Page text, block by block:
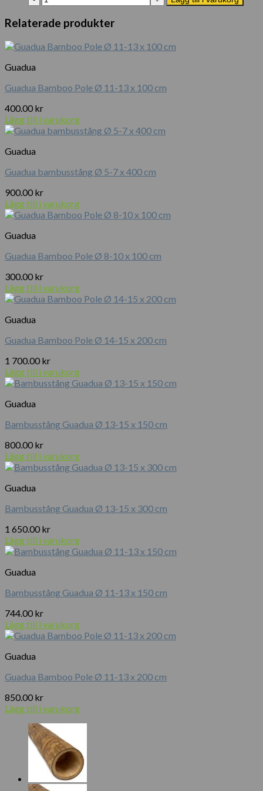
mm
mängd
Reb
6
25
Relaterade produkter
Guadua
Guadua Bamboo Pole Ø 11-13 x 100 cm
400.00 kr
Lägg till i varukorg
Guadua
Guadua bambusstång Ø 5-7 x 400 cm
900.00 kr
Lägg till i varukorg
Guadua
Guadua Bamboo Pole Ø 8-10 x 100 cm
300.00 kr
Lägg till i varukorg
Guadua
Guadua Bamboo Pole Ø 14-15 x 200 cm
1 700.00 kr
Lägg till i varukorg
Guadua
Bambusstång Guadua Ø 13-15 x 150 cm
800.00 kr
Lägg till i varukorg
Guadua
Bambusstång Guadua Ø 13-15 x 300 cm
1 650.00 kr
Lägg till i varukorg
Guadua
Bambusstång Guadua Ø 11-13 x 150 cm
744.00 kr
Lägg till i varukorg
Guadua
Guadua Bamboo Pole Ø 11-13 x 200 cm
850.00 kr
Lägg till i varukorg